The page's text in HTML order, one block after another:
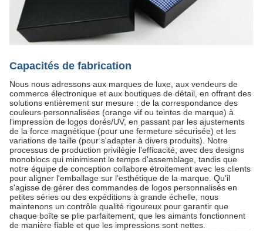
Capacités de fabrication
Nous nous adressons aux marques de luxe, aux vendeurs de
commerce électronique et aux boutiques de détail, en offrant des
solutions entièrement sur mesure : de la correspondance des
couleurs personnalisées (orange vif ou teintes de marque) à
l'impression de logos dorés/UV, en passant par les ajustements
de la force magnétique (pour une fermeture sécurisée) et les
variations de taille (pour s'adapter à divers produits). Notre
processus de production privilégie l'efficacité, avec des designs
monoblocs qui minimisent le temps d'assemblage, tandis que
notre équipe de conception collabore étroitement avec les clients
pour aligner l'emballage sur l'esthétique de la marque. Qu'il
s'agisse de gérer des commandes de logos personnalisés en
petites séries ou des expéditions à grande échelle, nous
maintenons un contrôle qualité rigoureux pour garantir que
chaque boîte se plie parfaitement, que les aimants fonctionnent
de manière fiable et que les impressions sont nettes.